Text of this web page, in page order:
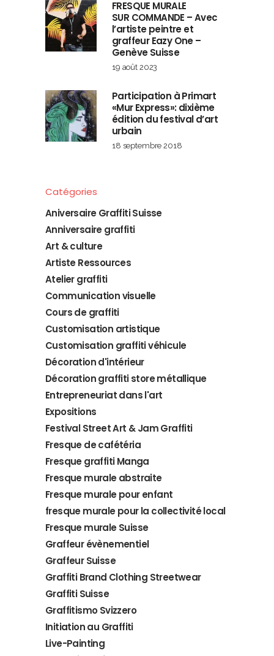
FRESQUE MURALE
SUR COMMANDE – Avec
l’artiste peintre et
graffeur Eazy One –
Genève Suisse
19 août 2023
Participation à Primart
«Mur Express»: dixième
édition du festival d’art
urbain
18 septembre 2018
Catégories
Aniversaire Graffiti Suisse
Anniversaire graffiti
Art & culture
Artiste Ressources
Atelier graffiti
Communication visuelle
Cours de graffiti
Customisation artistique
Customisation graffiti véhicule
Décoration d'intérieur
Décoration graffiti store métallique
Entrepreneuriat dans l'art
Expositions
Festival Street Art & Jam Graffiti
Fresque de cafétéria
Fresque graffiti Manga
Fresque murale abstraite
Fresque murale pour enfant
fresque murale pour la collectivité local
Fresque murale Suisse
Graffeur évènementiel
Graffeur Suisse
Graffiti Brand Clothing Streetwear
Graffiti Suisse
Graffitismo Svizzero
Initiation au Graffiti
Live-Painting